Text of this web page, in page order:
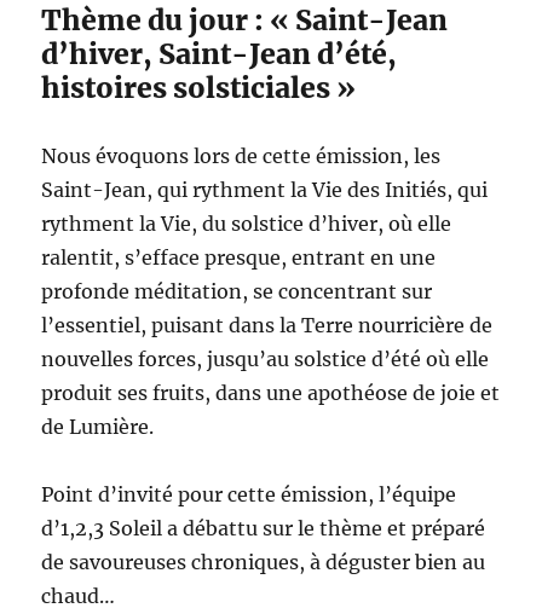
Thème du jour : « Saint-Jean
d’hiver, Saint-Jean d’été,
histoires solsticiales »
Nous évoquons lors de cette émission, les
Saint-Jean, qui rythment la Vie des Initiés, qui
rythment la Vie, du solstice d’hiver, où elle
ralentit, s’efface presque, entrant en une
profonde méditation, se concentrant sur
l’essentiel, puisant dans la Terre nourricière de
nouvelles forces, jusqu’au solstice d’été où elle
produit ses fruits, dans une apothéose de joie et
de Lumière.
Point d’invité pour cette émission, l’équipe
d’1,2,3 Soleil a débattu sur le thème et préparé
de savoureuses chroniques, à déguster bien au
chaud…